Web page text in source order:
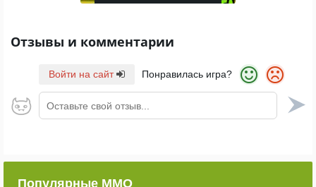
Отзывы и комментарии
Войти на сайт Понравилась игра?
Оставьте свой отзыв...
Популярные ММО